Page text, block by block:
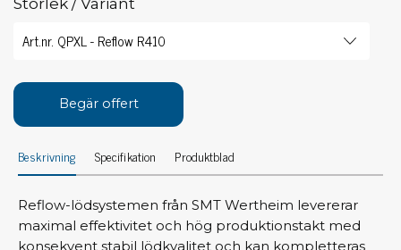
Storlek / Variant
Begär offert
Beskrivning Specifikation Produktblad
Reflow-lödsystemen från SMT Wertheim levererar
maximal effektivitet och hög produktionstakt med
konsekvent stabil lödkvalitet och kan kompletteras